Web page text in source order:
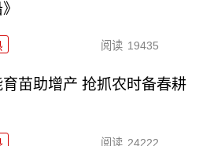
阅读 19435
育苗助增产 抢抓农时备春耕
阅读 24222